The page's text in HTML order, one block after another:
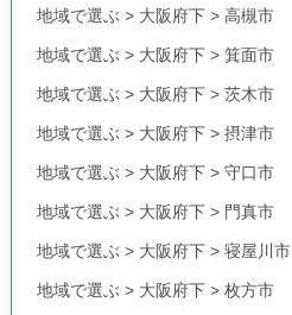
地域で選ぶ > 大阪府下 >高槻市
地域で選ぶ > 大阪府下 >箕面市
地域で選ぶ > 大阪府下 >茨木市
地域で選ぶ > 大阪府下 >摂津市
地域で選ぶ > 大阪府下 >守口市
地域で選ぶ > 大阪府下 > 門真市
地域で選ぶ > 大阪府下 >寝屋川市
地域で選ぶ > 大阪府下 >枚方市